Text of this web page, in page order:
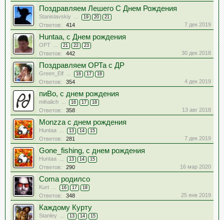
Поздравляем Лешего С Днем Рождения
Stanislavskiy ... 19 20 21
Ответов: 414 7 дек 2019
Huntaa, с Днем рождения
OPT ... 21 22 23
Ответов: 442 30 дек 2018
Поздравляем ОРТа с ДР
Green_Elf ... 16 17 18
Ответов: 354 4 дек 2019
пиВо, с днем рождения
mihalich ... 16 17 18
Ответов: 358 13 авг 2018
Monzza с днем рождения
Huntaa ... 13 14 15
Ответов: 281 7 дек 2019
Gone_fishing, с днем рождения
Huntaa ... 13 14 15
Ответов: 290 16 мар 2020
Coma родилсо
Kurt ... 16 17 18
Ответов: 348 25 янв 2019
Каждому Курту
Stanley ... 13 14 15